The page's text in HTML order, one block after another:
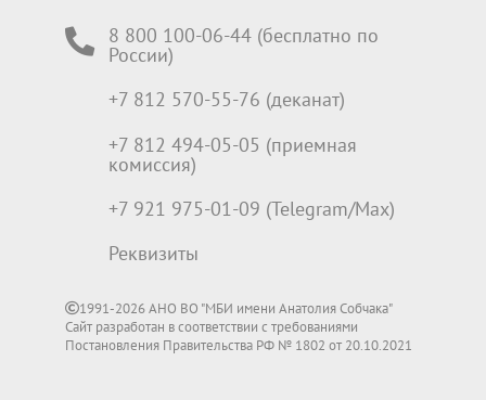
8 800 100-06-44 (бесплатно по
России)
+7 812 570-55-76 (деканат)
+7 812 494-05-05 (приемная
комиссия)
+7 921 975-01-09 (Telegram/Max)
Реквизиты
1991-2026 АНО ВО "МБИ имени Анатолия Собчака"
Сайт разработан в соответствии с требованиями
Постановления Правительства РФ № 1802 от 20.10.2021